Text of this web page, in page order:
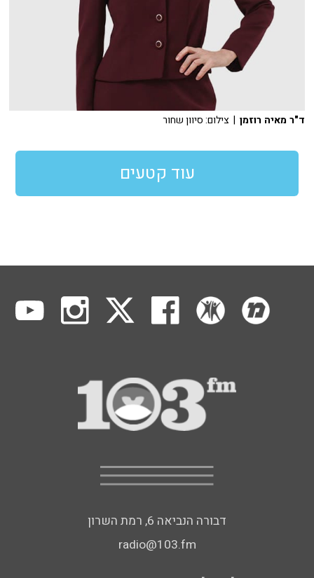
ד"ר מאיה רוזמן | צילום: סיוון שחור
עוד קטעים
דבורה הנביאה 6, רמת השרון
radio@103.fm